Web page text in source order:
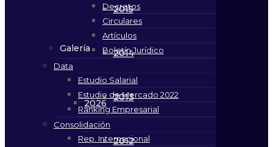
2015
2014
2013
2012
Galería
2026
Decretos
Circulares
Artículos
Boletín Jurídico
Data
Estudio Salarial
Estudio de Mercado 2022
Ranking Empresarial
Consolidación
Rep. Internacional